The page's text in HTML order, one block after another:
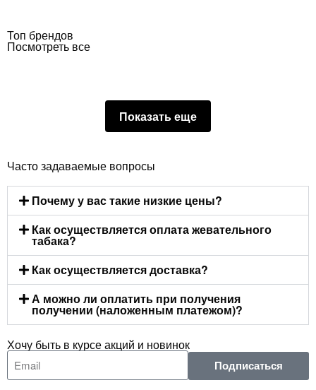
Топ брендов
Посмотреть все
Показать еще
Часто задаваемые вопросы
Почему у вас такие низкие цены?
Как осуществляется оплата жевательного
табака?
Как осуществляется доставка?
А можно ли оплатить при получения
получении (наложенным платежом)?
Хочу быть в курсе акций и новинок
Подписаться